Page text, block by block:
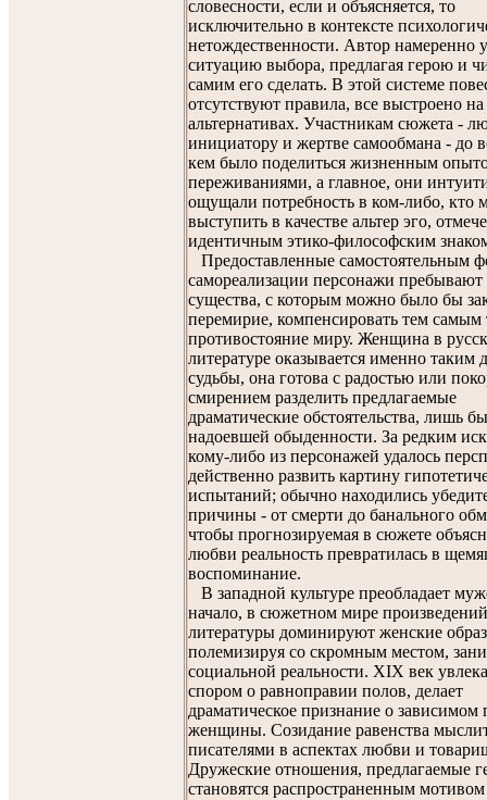
словесности, если и объясняется, то
исключительно в контексте
нетождественности. Автор намеренно
ситуацию выбора, предлагая герою и
самим его сделать. В этой системе
отсутствуют правила, все выстроено на
альтернативах. Участникам сюжета -
инициатору и жертве самообмана - до
кем было поделиться жизненным
переживаниями, а главное, они
ощущали потребность в ком-либо, кто
выступить в качестве альтер эго,
идентичным этико-философским
Предоставленные самостоятельным
самореализации персонажи пребывают
существа, с которым можно было бы
перемирие, компенсировать тем самым
противостояние миру. Женщина в
литературе оказывается именно таким
судьбы, она готова с радостью или
смирением разделить предлагаемые
драматические обстоятельства, лишь
надоевшей обыденности. За редким
кому-либо из персонажей удалось
действенно развить картину
испытаний; обычно находились
причины - от смерти до банального
чтобы прогнозируемая в сюжете
любви реальность превратилась в
воспоминание.
В западной культуре преобладает
начало, в сюжетном мире
литературы доминируют женские
полемизируя со скромным местом,
социальной реальности. XIX век
спором о равноправии полов, делает
драматическое признание о
женщины. Созидание равенства
писателями в аспектах любви и
Дружеские отношения, предлагаемые
становятся распространенным мотивом